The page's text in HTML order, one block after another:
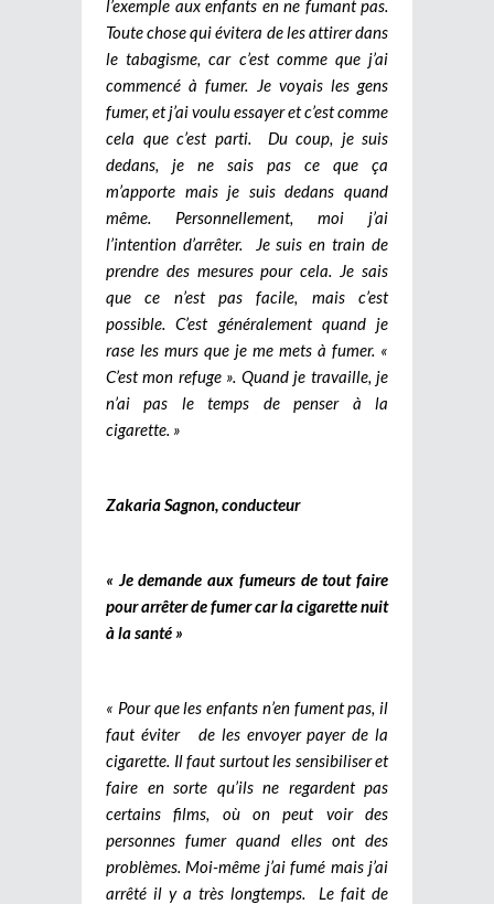
l’exemple aux enfants en ne fumant pas.
Toute chose qui évitera de les attirer dans
le tabagisme, car c’est comme que j’ai
commencé à fumer. Je voyais les gens
fumer, et j’ai voulu essayer et c’est comme
cela que c’est parti. Du coup, je suis
dedans, je ne sais pas ce que ça
m’apporte mais je suis dedans quand
même. Personnellement, moi j’ai
l’intention d’arrêter. Je suis en train de
prendre des mesures pour cela. Je sais
que ce n’est pas facile, mais c’est
possible. C’est généralement quand je
rase les murs que je me mets à fumer. «
C’est mon refuge ». Quand je travaille, je
n’ai pas le temps de penser à la
cigarette. »
Zakaria Sagnon, conducteur
« Je demande aux fumeurs de tout faire
pour arrêter de fumer car la cigarette nuit
à la santé »
« Pour que les enfants n’en fument pas, il
faut éviter de les envoyer payer de la
cigarette. Il faut surtout les sensibiliser et
faire en sorte qu’ils ne regardent pas
certains films, où on peut voir des
personnes fumer quand elles ont des
problèmes. Moi-même j’ai fumé mais j’ai
arrêté il y a très longtemps. Le fait de